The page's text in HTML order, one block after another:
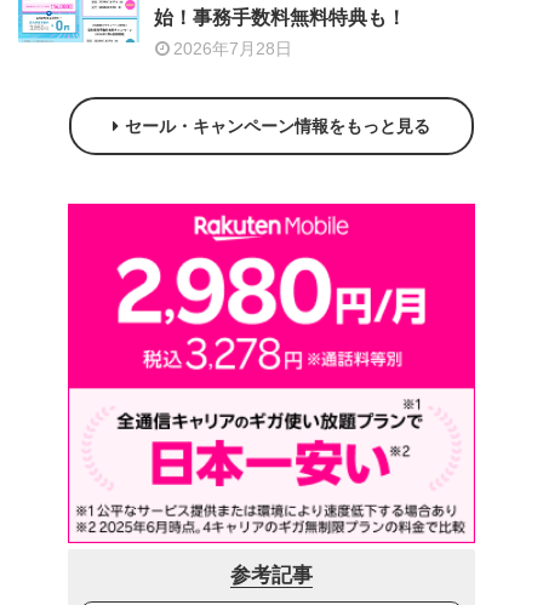
始！事務手数料無料特典も！
2026年7月28日
セール・キャンペーン情報をもっと見る
参考記事